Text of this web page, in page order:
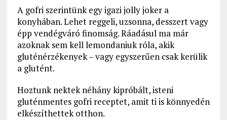
A gofri szerintünk egy igazi jolly joker a
konyhában. Lehet reggeli, uzsonna, desszert vagy
épp vendégváró finomság. Ráadásul ma már
azoknak sem kell lemondaniuk róla, akik
gluténérzékenyek – vagy egyszerűen csak kerülik
a glutént.
Hoztunk nektek néhány kipróbált, isteni
gluténmentes gofri receptet, amit ti is könnyedén
elkészíthettek otthon.